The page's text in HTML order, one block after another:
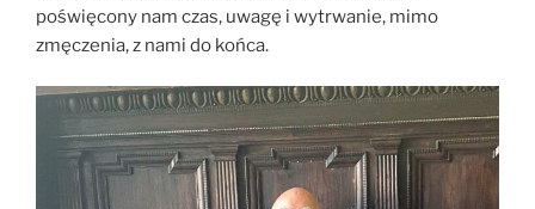
poświęcony nam czas, uwagę i wytrwanie, mimo
zmęczenia, z nami do końca.